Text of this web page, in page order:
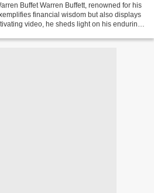
Buffet Warren Buffett, renowned for his
financial wisdom but also displays
video, he sheds light on his enduring